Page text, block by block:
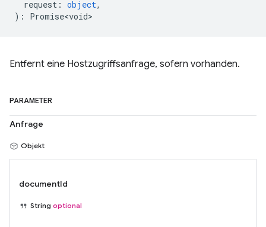
request : object,
) : Promise<void>
Entfernt eine Hostzugriffsanfrage, sofern vorhanden.
PARAMETER
Anfrage
Objekt
documentId
String optional